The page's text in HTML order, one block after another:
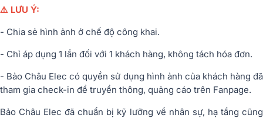
⚠️ LƯU Ý:
- Chia sẻ hình ảnh ở chế độ công khai.
- Chỉ áp dụng 1 lần đối với 1 khách hàng, không tách hóa đơn.
- Bảo Châu Elec có quyền sử dụng hình ảnh của khách hàng đã
tham gia check-in để truyền thông, quảng cáo trên Fanpage.
Bảo Châu Elec đã chuẩn bị kỹ lưỡng về nhân sự, hạ tầng cũng